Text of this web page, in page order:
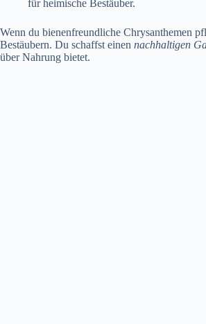
für heimische Bestäuber.
Wenn du bienenfreundliche Chrysanthemen
Bestäubern. Du schaffst einen nachhaltigen
über Nahrung bietet.